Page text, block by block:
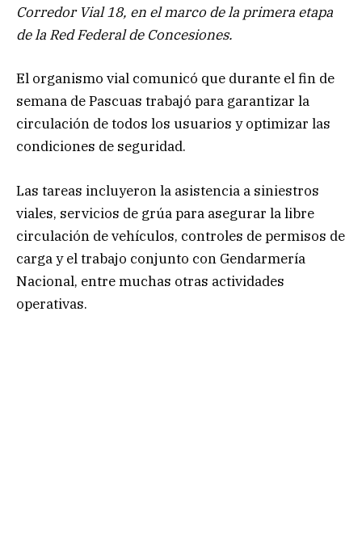
Corredor Vial 18, en el marco de la primera etapa
de la Red Federal de Concesiones.
El organismo vial comunicó que durante el fin de
semana de Pascuas trabajó para garantizar la
circulación de todos los usuarios y optimizar las
condiciones de seguridad.
Las tareas incluyeron la asistencia a siniestros
viales, servicios de grúa para asegurar la libre
circulación de vehículos, controles de permisos de
carga y el trabajo conjunto con Gendarmería
Nacional, entre muchas otras actividades
operativas.